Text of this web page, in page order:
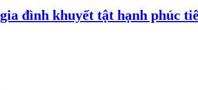
đình khuyết tật hạnh phúc